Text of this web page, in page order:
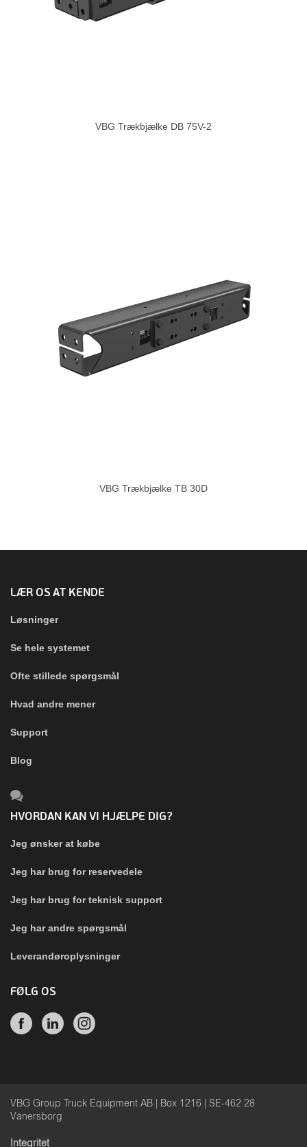
VBG Trækbjælke DB 75V-2
VBG Trækbjælke TB 30D
LÆR OS AT KENDE
Løsninger
Se hele systemet
Ofte stillede spørgsmål
Hvad andre mener
Support
Blog
HVORDAN KAN VI HJÆLPE DIG?
Jeg ønsker at købe
Jeg har brug for reservedele
Jeg har brug for teknisk support
Jeg har andre spørgsmål
Leverandøroplysninger
FØLG OS
VBG Group Truck Equipment AB | Box 1216 | SE-462 28
Vänersborg
Integritet